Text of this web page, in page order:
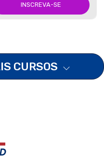
INSCREVA-SE
CURSOS